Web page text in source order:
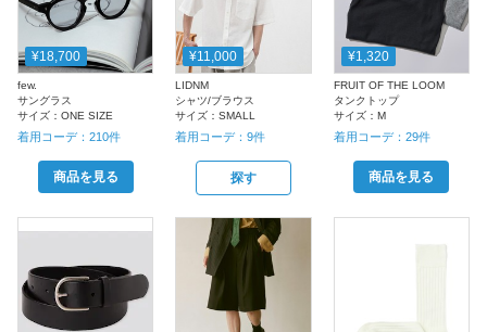
¥18,700
few.
サングラス
サイズ： ONE SIZE
着用コーデ： 210件
商品を見る
¥11,000
LIDNM
シャツ/ブラウス
サイズ：SMALL
着用コーデ：9件
探す
¥1,320
FRUIT OF THE LOOM
タンクトップ
サイズ： M
着用コーデ： 29件
商品を見る